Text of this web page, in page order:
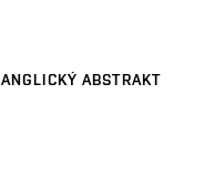
ANGLICKÝ ABSTRAKT